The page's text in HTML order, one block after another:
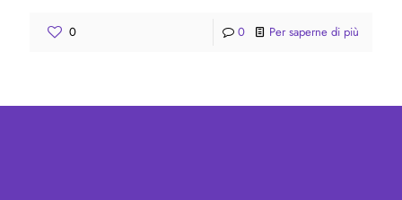
0 0 Per saperne di più